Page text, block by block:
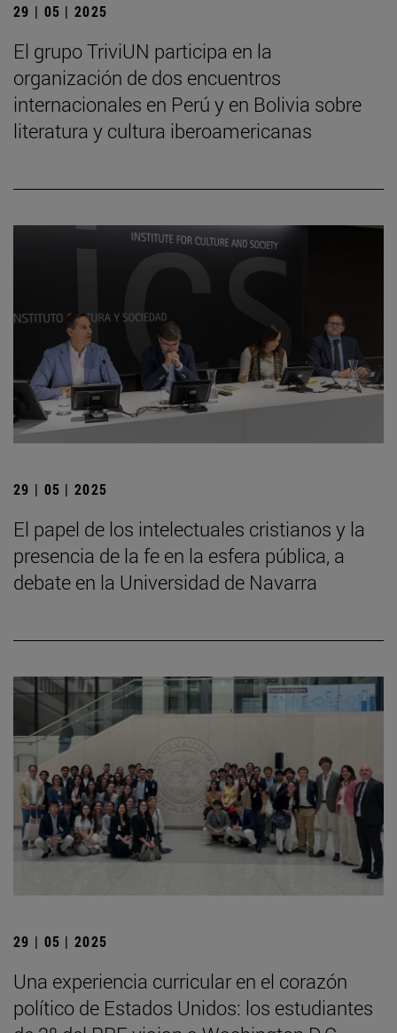
29 | 05 | 2025
El grupo TriviUN participa en la
organización de dos encuentros
internacionales en Perú y en Bolivia sobre
literatura y cultura iberoamericanas
29 | 05 | 2025
El papel de los intelectuales cristianos y la
presencia de la fe en la esfera pública, a
debate en la Universidad de Navarra
29 | 05 | 2025
Una experiencia curricular en el corazón
político de Estados Unidos: los estudiantes